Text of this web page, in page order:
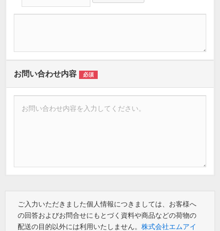
お問い合わせ内容 必須
ご入力いただきました個人情報につきましては、お客様へ
の回答およびお問合せにもとづく資料や商品などの荷物の
配送の目的以外には利用いたしません。 株式会社エムアイ